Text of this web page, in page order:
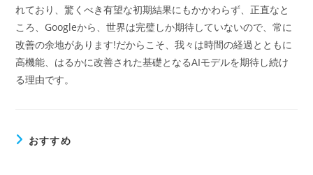
れており、驚くべき有望な初期結果にもかかわらず、正直なと
ころ、Googleから、世界は完璧しか期待していないので、常に
改善の余地があります!だからこそ、我々は時間の経過とともに
高機能、はるかに改善された基礎となるAIモデルを期待し続け
る理由です。
おすすめ